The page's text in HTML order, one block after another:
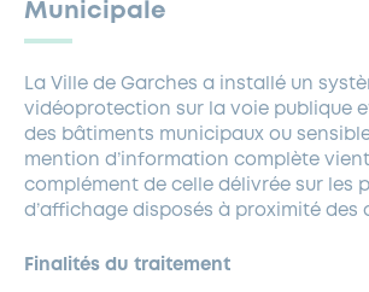
Municipale
La Ville de Garches a installé un
vidéoprotection sur la voie publique
des bâtiments municipaux ou
mention d’information complète
complément de celle délivrée sur les
d’affichage disposés à proximité des
Finalités du traitement